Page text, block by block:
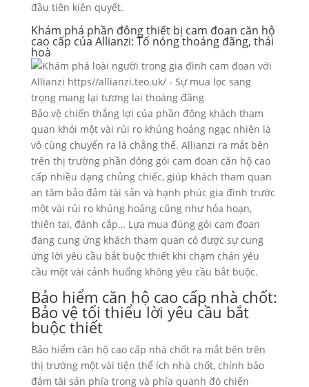
đầu tiên kiên quyết.
Khám phá phần đông thiết bị cam đoan căn hộ
cao cấp của Allianzi: Tổ nóng thoáng đãng, thái
hoà
Bảo vệ chiến thắng lợi của phần đông khách tham
quan khỏi một vài rủi ro khủng hoảng ngạc nhiên là
vô cùng chuyển ra là chẳng thể. Allianzi ra mắt bên
trên thị trường phần đông gói cam đoan căn hộ cao
cấp nhiều dạng chủng chiếc, giúp khách tham quan
an tâm bảo đảm tài sản và hạnh phúc gia đình trước
một vài rủi ro khủng hoảng cũng như hỏa hoạn,
thiên tai, đánh cắp… Lựa mua đúng gói cam đoan
đang cung ứng khách tham quan có được sự cung
ứng lời yêu cầu bắt buộc thiết khi chạm chán yêu
cầu một vài cảnh huống không yêu cầu bắt buộc.
Bảo hiểm căn hộ cao cấp nhà chốt:
Bảo vệ tối thiểu lời yêu cầu bắt
buộc thiết
Bảo hiểm căn hộ cao cấp nhà chốt ra mắt bên trên
thị trường một vài tiện thể ích nhà chốt, chính bảo
đảm tài sản phía trong và phía quanh đó chiến